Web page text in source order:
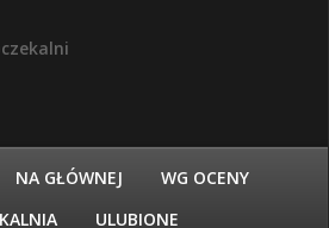
NA GŁÓWNEJ
WG OCENY
ULUBIONE